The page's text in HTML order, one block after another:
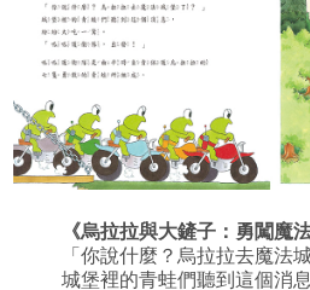
《烏拉拉與大鏟子：勇闖魔
「你說什麼？烏拉拉去魔法
城堡裡的青蛙們聽到這個消